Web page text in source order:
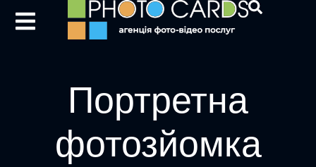
Портретна
фотозйомка